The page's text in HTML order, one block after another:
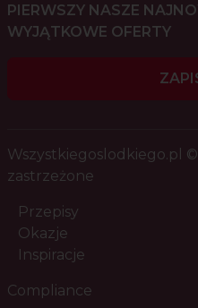
PIERWSZY NASZE
WYJĄTKOWE OFERTY
Wszystkiegoslodkiego.pl
zastrzeżone
Przepisy
Okazje
Inspiracje
Compliance